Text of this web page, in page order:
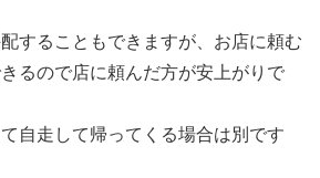
することもできますが、お店に頼む
るので店に頼んだ方が安上がりで
自走して帰ってくる場合は別です